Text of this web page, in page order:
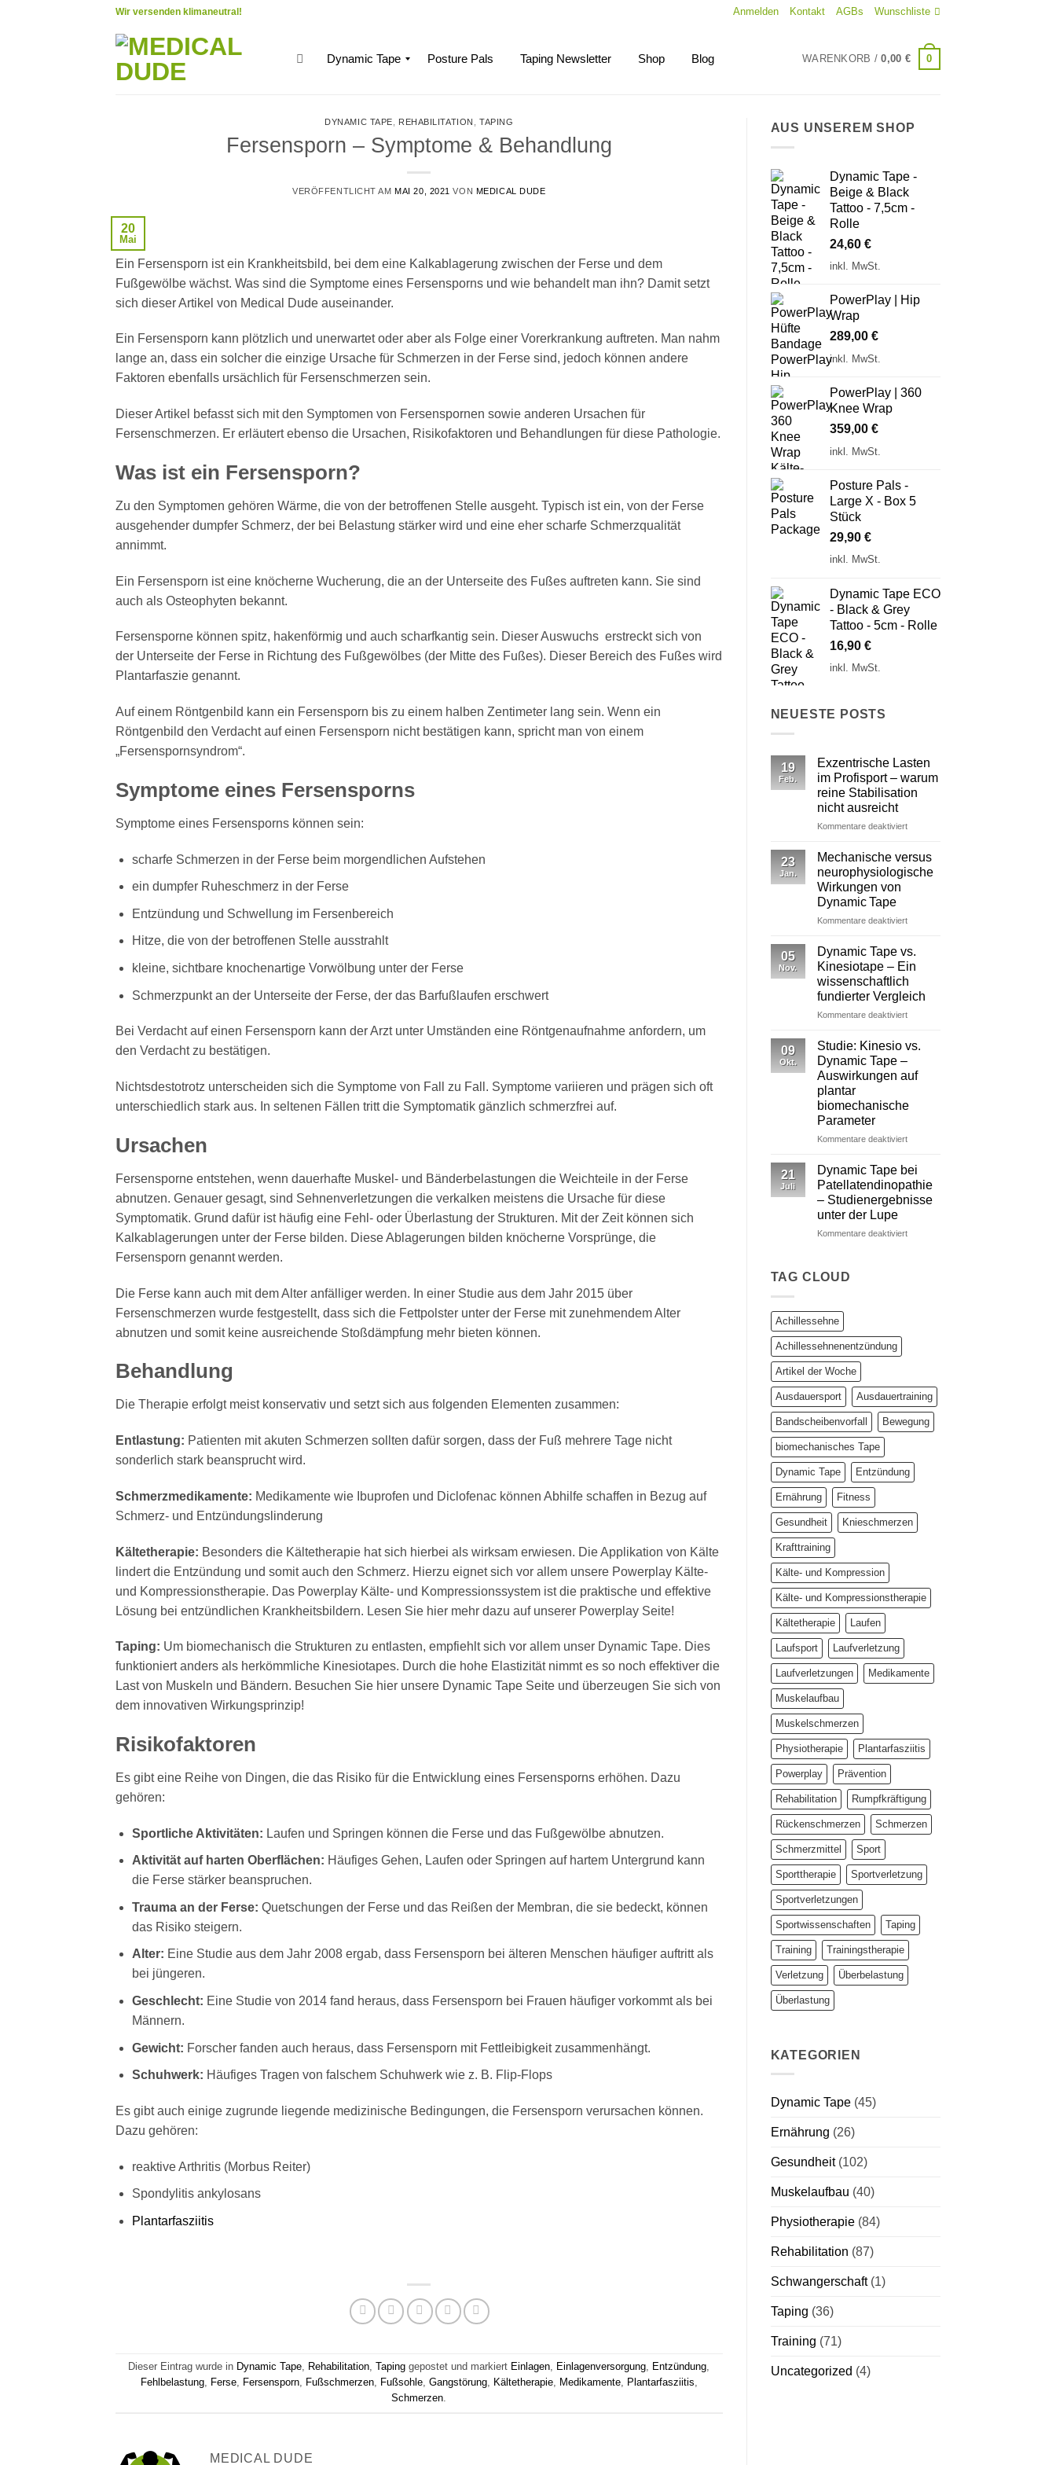
Wir versenden klimaneutral! Anmelden Kontakt AGBs Wunschliste
Dynamic Tape Posture Pals Taping Newsletter Shop Blog WARENKORB /0,00 € 0
DYNAMIC TAPE REHABILITATION TAPING
Fersensporn – Symptome & Behandlung
VERÖFFENTLICHT AMMAI 20, 2021 VON MEDICAL DUDE
20
Mai
Ein Fersensporn ist ein Krankheitsbild, bei dem eine Kalkablagerung zwischen der Ferse und dem
Fußgewölbe wächst. Was sind die Symptome eines Fersensporns und wie behandelt man ihn? Damit setzt
sich dieser Artikel von Medical Dude auseinander.
Ein Fersensporn kann plötzlich und unerwartet oder aber als Folge einer Vorerkrankung auftreten. Man nahm
lange an, dass ein solcher die einzige Ursache für Schmerzen in der Ferse sind, jedoch können andere
Faktoren ebenfalls ursächlich für Fersenschmerzen sein.
Dieser Artikel befasst sich mit den Symptomen von Fersenspornen sowie anderen Ursachen für
Fersenschmerzen. Er erläutert ebenso die Ursachen, Risikofaktoren und Behandlungen für diese Pathologie.
Was ist ein Fersensporn?
Zu den Symptomen gehören Wärme, die von der betroffenen Stelle ausgeht. Typisch ist ein, von der Ferse
ausgehender dumpfer Schmerz, der bei Belastung stärker wird und eine eher scharfe Schmerzqualität
annimmt.
Ein Fersensporn ist eine knöcherne Wucherung, die an der Unterseite des Fußes auftreten kann. Sie sind
auch als Osteophyten bekannt.
Fersensporne können spitz, hakenförmig und auch scharfkantig sein. Dieser Auswuchs erstreckt sich von
der Unterseite der Ferse in Richtung des Fußgewölbes (der Mitte des Fußes). Dieser Bereich des Fußes wird
Plantarfaszie genannt.
Auf einem Röntgenbild kann ein Fersensporn bis zu einem halben Zentimeter lang sein. Wenn ein
Röntgenbild den Verdacht auf einen Fersensporn nicht bestätigen kann, spricht man von einem
„Fersenspornsyndrom“.
Symptome eines Fersensporns
Symptome eines Fersensporns können sein:
scharfe Schmerzen in der Ferse beim morgendlichen Aufstehen
ein dumpfer Ruheschmerz in der Ferse
Entzündung und Schwellung im Fersenbereich
Hitze, die von der betroffenen Stelle ausstrahlt
kleine, sichtbare knochenartige Vorwölbung unter der Ferse
Schmerzpunkt an der Unterseite der Ferse, der das Barfußlaufen erschwert
Bei Verdacht auf einen Fersensporn kann der Arzt unter Umständen eine Röntgenaufnahme anfordern, um
den Verdacht zu bestätigen.
Nichtsdestotrotz unterscheiden sich die Symptome von Fall zu Fall. Symptome variieren und prägen sich oft
unterschiedlich stark aus. In seltenen Fällen tritt die Symptomatik gänzlich schmerzfrei auf.
Ursachen
Fersensporne entstehen, wenn dauerhafte Muskel- und Bänderbelastungen die Weichteile in der Ferse
abnutzen. Genauer gesagt, sind Sehnenverletzungen die verkalken meistens die Ursache für diese
Symptomatik. Grund dafür ist häufig eine Fehl- oder Überlastung der Strukturen. Mit der Zeit können sich
Kalkablagerungen unter der Ferse bilden. Diese Ablagerungen bilden knöcherne Vorsprünge, die
Fersensporn genannt werden.
Die Ferse kann auch mit dem Alter anfälliger werden. In einer Studie aus dem Jahr 2015 über
Fersenschmerzen wurde festgestellt, dass sich die Fettpolster unter der Ferse mit zunehmendem Alter
abnutzen und somit keine ausreichende Stoßdämpfung mehr bieten können.
Behandlung
Die Therapie erfolgt meist konservativ und setzt sich aus folgenden Elementen zusammen:
Entlastung: Patienten mit akuten Schmerzen sollten dafür sorgen, dass der Fuß mehrere Tage nicht
sonderlich stark beansprucht wird.
Schmerzmedikamente: Medikamente wie Ibuprofen und Diclofenac können Abhilfe schaffen in Bezug auf
Schmerz- und Entzündungslinderung
Kältetherapie: Besonders die Kältetherapie hat sich hierbei als wirksam erwiesen. Die Applikation von Kälte
lindert die Entzündung und somit auch den Schmerz. Hierzu eignet sich vor allem unsere Powerplay Kälte-
und Kompressionstherapie. Das Powerplay Kälte- und Kompressionssystem ist die praktische und effektive
Lösung bei entzündlichen Krankheitsbildern. Lesen Sie hier mehr dazu auf unserer Powerplay Seite!
Taping: Um biomechanisch die Strukturen zu entlasten, empfiehlt sich vor allem unser Dynamic Tape. Dies
funktioniert anders als herkömmliche Kinesiotapes. Durch die hohe Elastizität nimmt es so noch effektiver die
Last von Muskeln und Bändern. Besuchen Sie hier unsere Dynamic Tape Seite und überzeugen Sie sich von
dem innovativen Wirkungsprinzip!
Risikofaktoren
Es gibt eine Reihe von Dingen, die das Risiko für die Entwicklung eines Fersensporns erhöhen. Dazu
gehören:
Sportliche Aktivitäten: Laufen und Springen können die Ferse und das Fußgewölbe abnutzen.
Aktivität auf harten Oberflächen: Häufiges Gehen, Laufen oder Springen auf hartem Untergrund kann
die Ferse stärker beanspruchen.
Trauma an der Ferse: Quetschungen der Ferse und das Reißen der Membran, die sie bedeckt, können
das Risiko steigern.
Alter: Eine Studie aus dem Jahr 2008 ergab, dass Fersensporn bei älteren Menschen häufiger auftritt als
bei jüngeren.
Geschlecht: Eine Studie von 2014 fand heraus, dass Fersensporn bei Frauen häufiger vorkommt als bei
Männern.
Gewicht: Forscher fanden auch heraus, dass Fersensporn mit Fettleibigkeit zusammenhängt.
Schuhwerk: Häufiges Tragen von falschem Schuhwerk wie z. B. Flip-Flops
Es gibt auch einige zugrunde liegende medizinische Bedingungen, die Fersensporn verursachen können.
Dazu gehören:
reaktive Arthritis (Morbus Reiter)
Spondylitis ankylosans
Plantarfasziitis
Dieser Eintrag wurde in Dynamic Tape, Rehabilitation,Taping gepostet und markiert Einlagen, Einlagenversorgung, Entzündung,
Fehlbelastung, Ferse, Fersensporn, Fußschmerzen, Fußsohle, Gangstörung, Kältetherapie, Medikamente, Plantarfasziitis,
Schmerzen.
MEDICAL DUDE
AUS UNSEREM SHOP
Dynamic Tape -
Beige & Black
Tattoo - 7,5cm -
Rolle
24,60 €
inkl. MwSt.
PowerPlay | Hip
Wrap
289,00 €
inkl. MwSt.
PowerPlay | 360
Knee Wrap
359,00 €
inkl. MwSt.
Posture Pals -
Large X - Box 5
Stück
29,90 €
inkl. MwSt.
Dynamic Tape ECO
- Black & Grey
Tattoo - 5cm - Rolle
16,90 €
inkl. MwSt.
NEUESTE POSTS
19
Feb.
Exzentrische Lasten
im Profisport – warum
reine Stabilisation
nicht ausreicht
Kommentare deaktiviertfür
Profisport
reine
ausreicht
23
Jan.
Mechanische versus
neurophysiologische
Wirkungen von
Dynamic Tape
Kommentare deaktiviertfür
neurophysiologische
Wirkungen
von
Dynamic Tape
05
Nov.
Dynamic Tape vs.
Kinesiotape – Ein
wissenschaftlich
fundierter Vergleich
Kommentare deaktiviertfür
–
wissenschaftlich
09
Okt.
Studie: Kinesio vs.
Dynamic Tape –
Auswirkungen auf
plantar
biomechanische
Parameter
Kommentare deaktiviertfür
Kinesio
vs.
Dynamic
Tape
Auswirkungen
21
Juli
Dynamic Tape bei
Patellatendinopathie
– Studienergebnisse
unter der Lupe
Kommentare deaktiviertfür
TAG CLOUD
Achillessehne
Achillessehnenentzündung
Artikel der Woche
Ausdauersport Ausdauertraining
Bandscheibenvorfall Bewegung
biomechanisches Tape
Dynamic Tape Entzündung
Ernährung Fitness
Gesundheit Knieschmerzen
Krafttraining
Kälte- und Kompression
Kälte- und Kompressionstherapie
Kältetherapie Laufen
Laufsport Laufverletzung
Laufverletzungen Medikamente
Muskelaufbau
Muskelschmerzen
Physiotherapie Plantarfasziitis
Powerplay Prävention
Rehabilitation Rumpfkräftigung
Rückenschmerzen Schmerzen
Schmerzmittel Sport
Sporttherapie Sportverletzung
Sportverletzungen
Sportwissenschaften Taping
Training Trainingstherapie
Verletzung Überbelastung
Überlastung
KATEGORIEN
Dynamic Tape(45)
Ernährung (26)
Gesundheit(102)
Muskelaufbau (40)
Physiotherapie(84)
Rehabilitation (87)
Schwangerschaft(1)
Taping (36)
Training (71)
Uncategorized (4)